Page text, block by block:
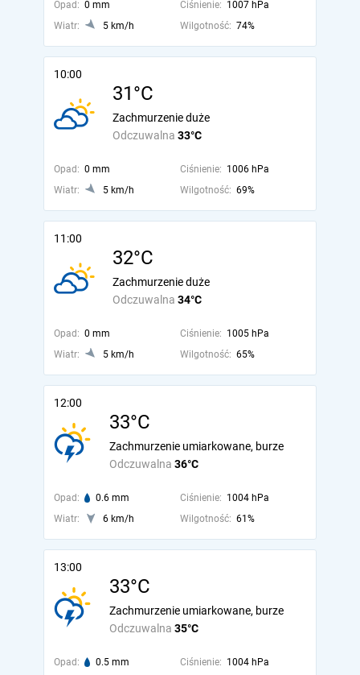
Opad: 0 mm Ciśnienie: 1007 hPa
Wiatr:
5 km/h Wilgotność: 74%
10:00
31°C
Odczuwalna 33°C
Zachmurzenie duże
Opad: 0 mm Ciśnienie: 1006 hPa
Wiatr:
5 km/h Wilgotność: 69%
11:00
32°C
Odczuwalna 34°C
Zachmurzenie duże
Opad: 0 mm Ciśnienie: 1005 hPa
Wiatr:
5 km/h Wilgotność: 65%
12:00
33°C
Odczuwalna 36°C
Zachmurzenie umiarkowane, burze
Opad: 0.6 mm Ciśnienie: 1004 hPa
Wiatr:
6 km/h Wilgotność: 61%
13:00
33°C
Odczuwalna 35°C
Zachmurzenie umiarkowane, burze
Opad: 0.5 mm Ciśnienie: 1004 hPa